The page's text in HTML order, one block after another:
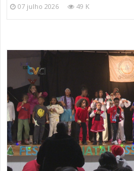
07 julho 2026 49 K